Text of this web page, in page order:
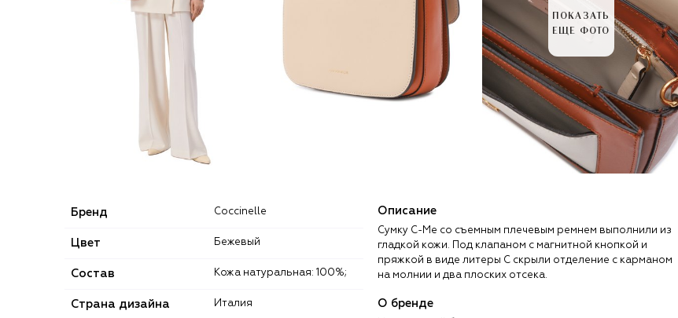
ПОКАЗАТЬ
ЕЩЕ ФОТО
Бренд Coccinelle
Цвет Бежевый
Состав Кожа натуральная: 100%;
Страна дизайна Италия
Описание
Сумку C-Me со съемным плечевым ремнем выполнили из
гладкой кожи. Под клапаном с магнитной кнопкой и
пряжкой в виде литеры С скрыли отделение с карманом
на молнии и два плоских отсека.
О бренде